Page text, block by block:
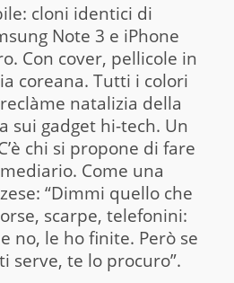
cloni identici di
Note 3 e iPhone
Con cover, pellicole in
coreana. Tutti i colori
natalizia della
sui gadget hi-tech. Un
chi si propone di fare
Come una
“Dimmi quello che
scarpe, telefonini:
no, le ho finite. Però se
serve, te lo procuro”.